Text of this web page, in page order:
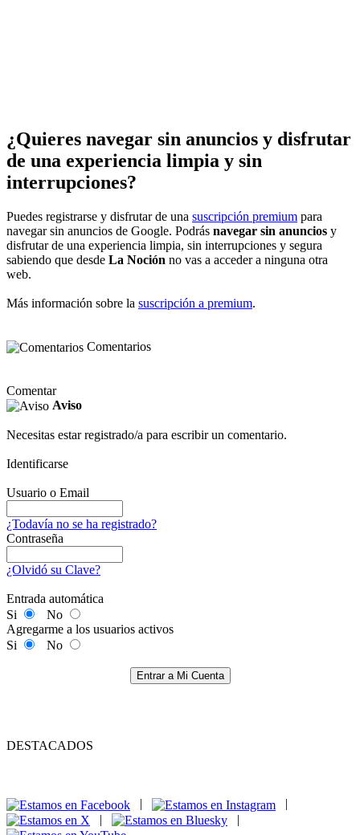
¿Quieres navegar sin anuncios y disfrutar
de una experiencia limpia y sin
interrupciones?
Puedes registrarse y disfrutar de una suscripción premium para
navegar sin anuncios de Google. Podrás navegar sin anuncios y
disfrutar de una experiencia limpia, sin interrupciones y segura
sabiendo que desde La Noción no vas a acceder a ninguna otra
web.
Más información sobre la suscripción a premium.
Comentarios
Comentar
Aviso
Necesitas estar registrado/a para escribir un comentario.
Identificarse
Usuario o Email
¿Todavía no se ha registrado?
Contraseña
¿Olvidó su Clave?
Entrada automática
Si
No
Agregarme a los usuarios activos
Si
No
Entrar a Mi Cuenta
DESTACADOS
|
|